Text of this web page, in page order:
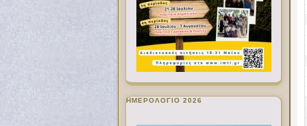
ΗΜΕΡΟΛΟΓΙΟ 2026